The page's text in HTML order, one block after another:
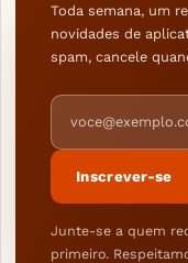
Toda semana, um
novidades de
spam, cancele
Endereço de e-mail
Inscrever-se
Junte-se a quem
primeiro.